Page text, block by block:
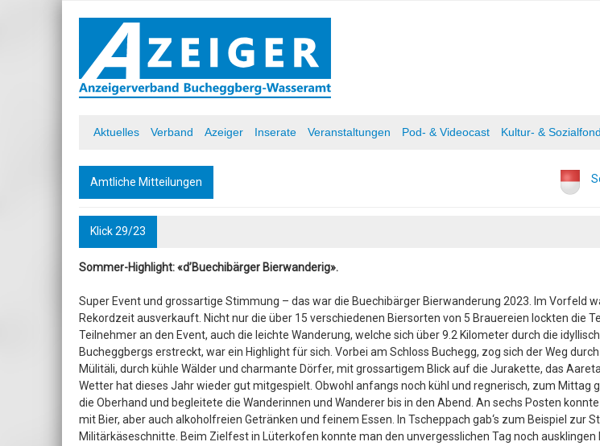
Aktuelles Verband Azeiger Inserate Veranstaltungen Pod- & Videocast Kultur- &
Amtliche Mitteilungen
Klick 29/23
Sommer-Highlight: «d’Buechibärger Bierwanderig».
Super Event und grossartige Stimmung – das war die Buechibärger Bierwanderung 2023. Im Vorfeld
Rekordzeit ausverkauft. Nicht nur die über 15 verschiedenen Biersorten von 5 Brauereien lockten die
Teilnehmer an den Event, auch die leichte Wanderung, welche sich über 9.2 Kilometer durch die
Bucheggbergs erstreckt, war ein Highlight für sich. Vorbei am Schloss Buchegg, zog sich der Weg
Mülitäli, durch kühle Wälder und charmante Dörfer, mit grossartigem Blick auf die Jurakette, das
Wetter hat dieses Jahr wieder gut mitgespielt. Obwohl anfangs noch kühl und regnerisch, zum Mittag
die Oberhand und begleitete die Wanderinnen und Wanderer bis in den Abend. An sechs Posten
mit Bier, aber auch alkoholfreien Getränken und feinem Essen. In Tscheppach gab‘s zum Beispiel zur
Militärkäseschnitte. Beim Zielfest in Lüterkofen konnte man den unvergesslichen Tag noch ausklingen